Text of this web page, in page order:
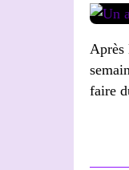
Après
faire